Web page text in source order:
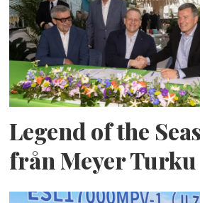
Legend of the
från Meyer Turku